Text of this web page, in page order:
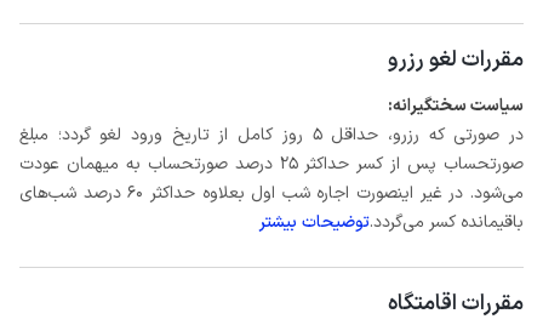
مقررات لغو رزرو
سیاست سختگیرانه:
در صورتی که رزرو، حداقل 5 روز کامل از تاریخ ورود لغو گردد؛ مبلغ
صورتحساب پس از کسر حداکثر 25 درصد صورتحساب به میهمان عودت
می‌شود. در غیر اینصورت اجاره شب اول بعلاوه حداکثر 60 درصد شب‌های
باقیمانده کسر می‌گردد.توضیحات بیشتر
مقررات اقامتگاه